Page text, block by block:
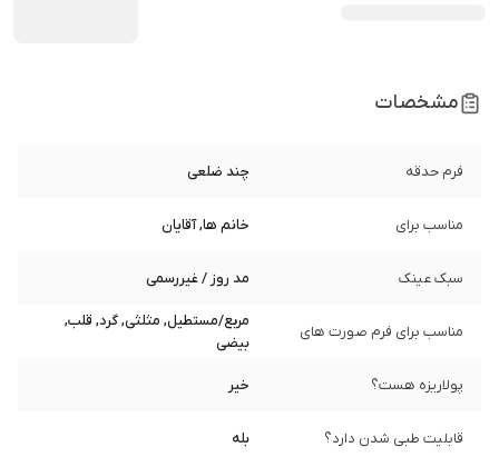
مشخصات
فرم حدقه چند ضلعی
مناسب برای خانم ها, آقایان
سبک عینک مد روز / غیررسمی
مناسب برای فرم صورت های
مربع/مستطیل, مثلثی, گرد, قلب,
بیضی
پولاریزه هست؟ خیر
قابلیت طبی شدن دارد؟ بله